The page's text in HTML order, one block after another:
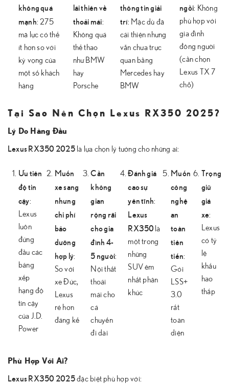
không quá
mạnh: 275
mã lực có thể
ít hơn so với
kỳ vọng của
một số khách
hàng
lái thiên về
thoải mái:
Không quá
thể thao
như BMW
hay
Porsche
thông tin giải
trí: Mặc dù đã
cải thiện nhưng
vẫn chưa trực
quan bằng
Mercedes hay
BMW
ngồi: Không
phù hợp với
gia đình
đông người
(cần chọn
Lexus TX 7
chỗ)
Tại Sao Nên Chọn Lexus RX350 2025?
Lý Do Hàng Đầu
Lexus RX350 2025là lựa chọn lý tưởng cho những ai:
Ưu tiên
độ tin
cậy:
Lexus
luôn
đứng
đầu các
bảng
xếp
hạng độ
tin cậy
của J.D.
Power
Muốn
xe sang
nhưng
chi phí
bảo
dưỡng
hợp lý:
So với
xe Đức,
Lexus
rẻ hơn
đáng kể
Cần
không
gian
rộng rãi
cho gia
đình 4-
5 người:
Nội thất
thoải
mái cho
cả
chuyến
đi dài
Đánh giá
cao sự
yên tĩnh:
Lexus
RX350 là
một trong
những
SUV êm
nhất phân
khúc
Muốn
công
nghệ
an
toàn
tiên
tiến:
Gói
LSS+
3.0
rất
toàn
diện
Trọng
giữ
giá
xe:
Lexus
có tỷ
lệ
khấu
hao
thấp
Phù Hợp Với Ai?
Lexus RX350 2025đặc biệt phù hợp với: